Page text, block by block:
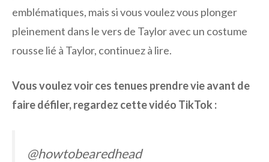
emblématiques, mais si vous voulez vous plonger
pleinement dans le vers de Taylor avec un costume
rousse lié à Taylor, continuez à lire.
Vous voulez voir ces tenues prendre vie avant de
faire défiler, regardez cette vidéo TikTok :
@howtobearedhead